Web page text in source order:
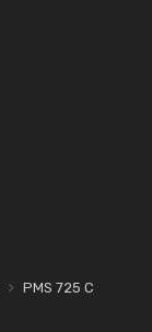
PMS 725 C